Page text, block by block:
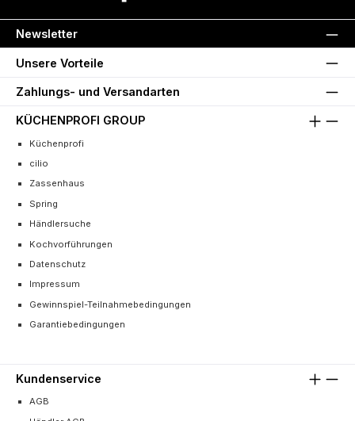
Newsletter
Unsere Vorteile
Zahlungs- und Versandarten
KÜCHENPROFI GROUP
Küchenprofi
cilio
Zassenhaus
Spring
Händlersuche
Kochvorführungen
Datenschutz
Impressum
Gewinnspiel-Teilnahmebedingungen
Garantiebedingungen
Kundenservice
AGB